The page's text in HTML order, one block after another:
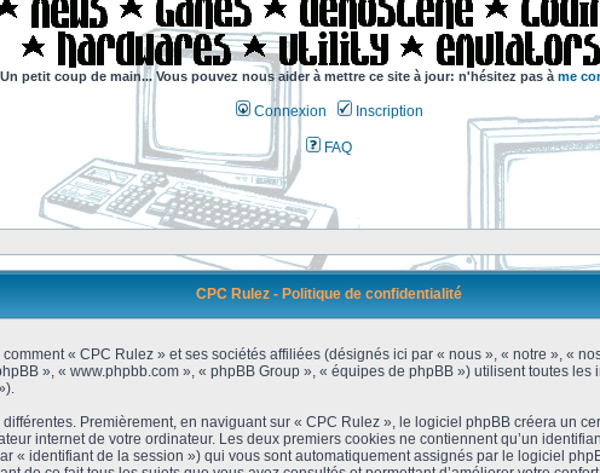
Un petit coup de main... Vous pouvez nous aider à mettre ce site à jour: n'hésitez pas à me
Connexion Inscription
FAQ
CPC Rulez - Politique de confidentialité
« CPC Rulez » et ses sociétés affiliées (désignés ici par « nous », « notre », «
», « www.phpbb.com », « phpBB Group », « équipes de phpBB ») utilisent toutes
Premièrement, en naviguant sur « CPC Rulez », le logiciel phpBB créera un
internet de votre ordinateur. Les deux premiers cookies ne contiennent qu’un
« identifiant de la session ») qui vous sont automatiquement assignés par le logiciel